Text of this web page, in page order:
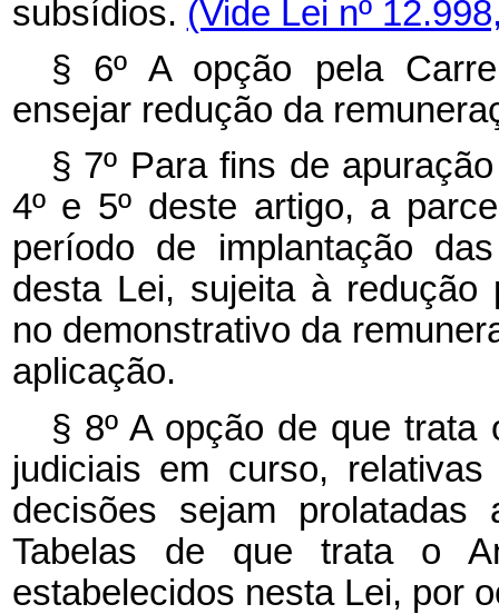
subsídios. (Vide Lei nº
§ 6º A opção pela
ensejar redução da
§ 7º Para fins de
4º e 5º deste artigo, a
período de implantação
desta Lei, sujeita à redução
no demonstrativo da
aplicação.
§ 8º A opção de que
judiciais em curso,
decisões sejam
Tabelas de que trata o
estabelecidos nesta Lei, por